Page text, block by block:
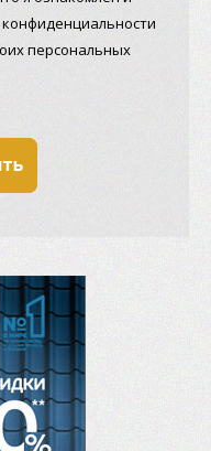
конфиденциальности
персональных